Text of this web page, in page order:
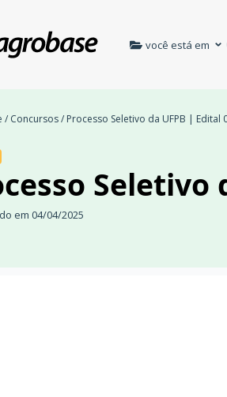
você está em
/ Concursos/ Processo Seletivo da UFPB | Edital
Seletivo
em 04/04/2025